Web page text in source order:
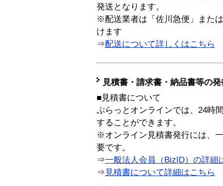
発送となります。
※配送業者は「佐川急便」また
けます
⇒配送について詳しくはこちら
見積書・請求書・納品書等の
■見積書について
ぷらっとオンラインでは、24時
することができます。
※オンライン見積書発行には、
要です。
⇒一般法人会員（BizID）の詳細
⇒ 見積書について詳細はこちら